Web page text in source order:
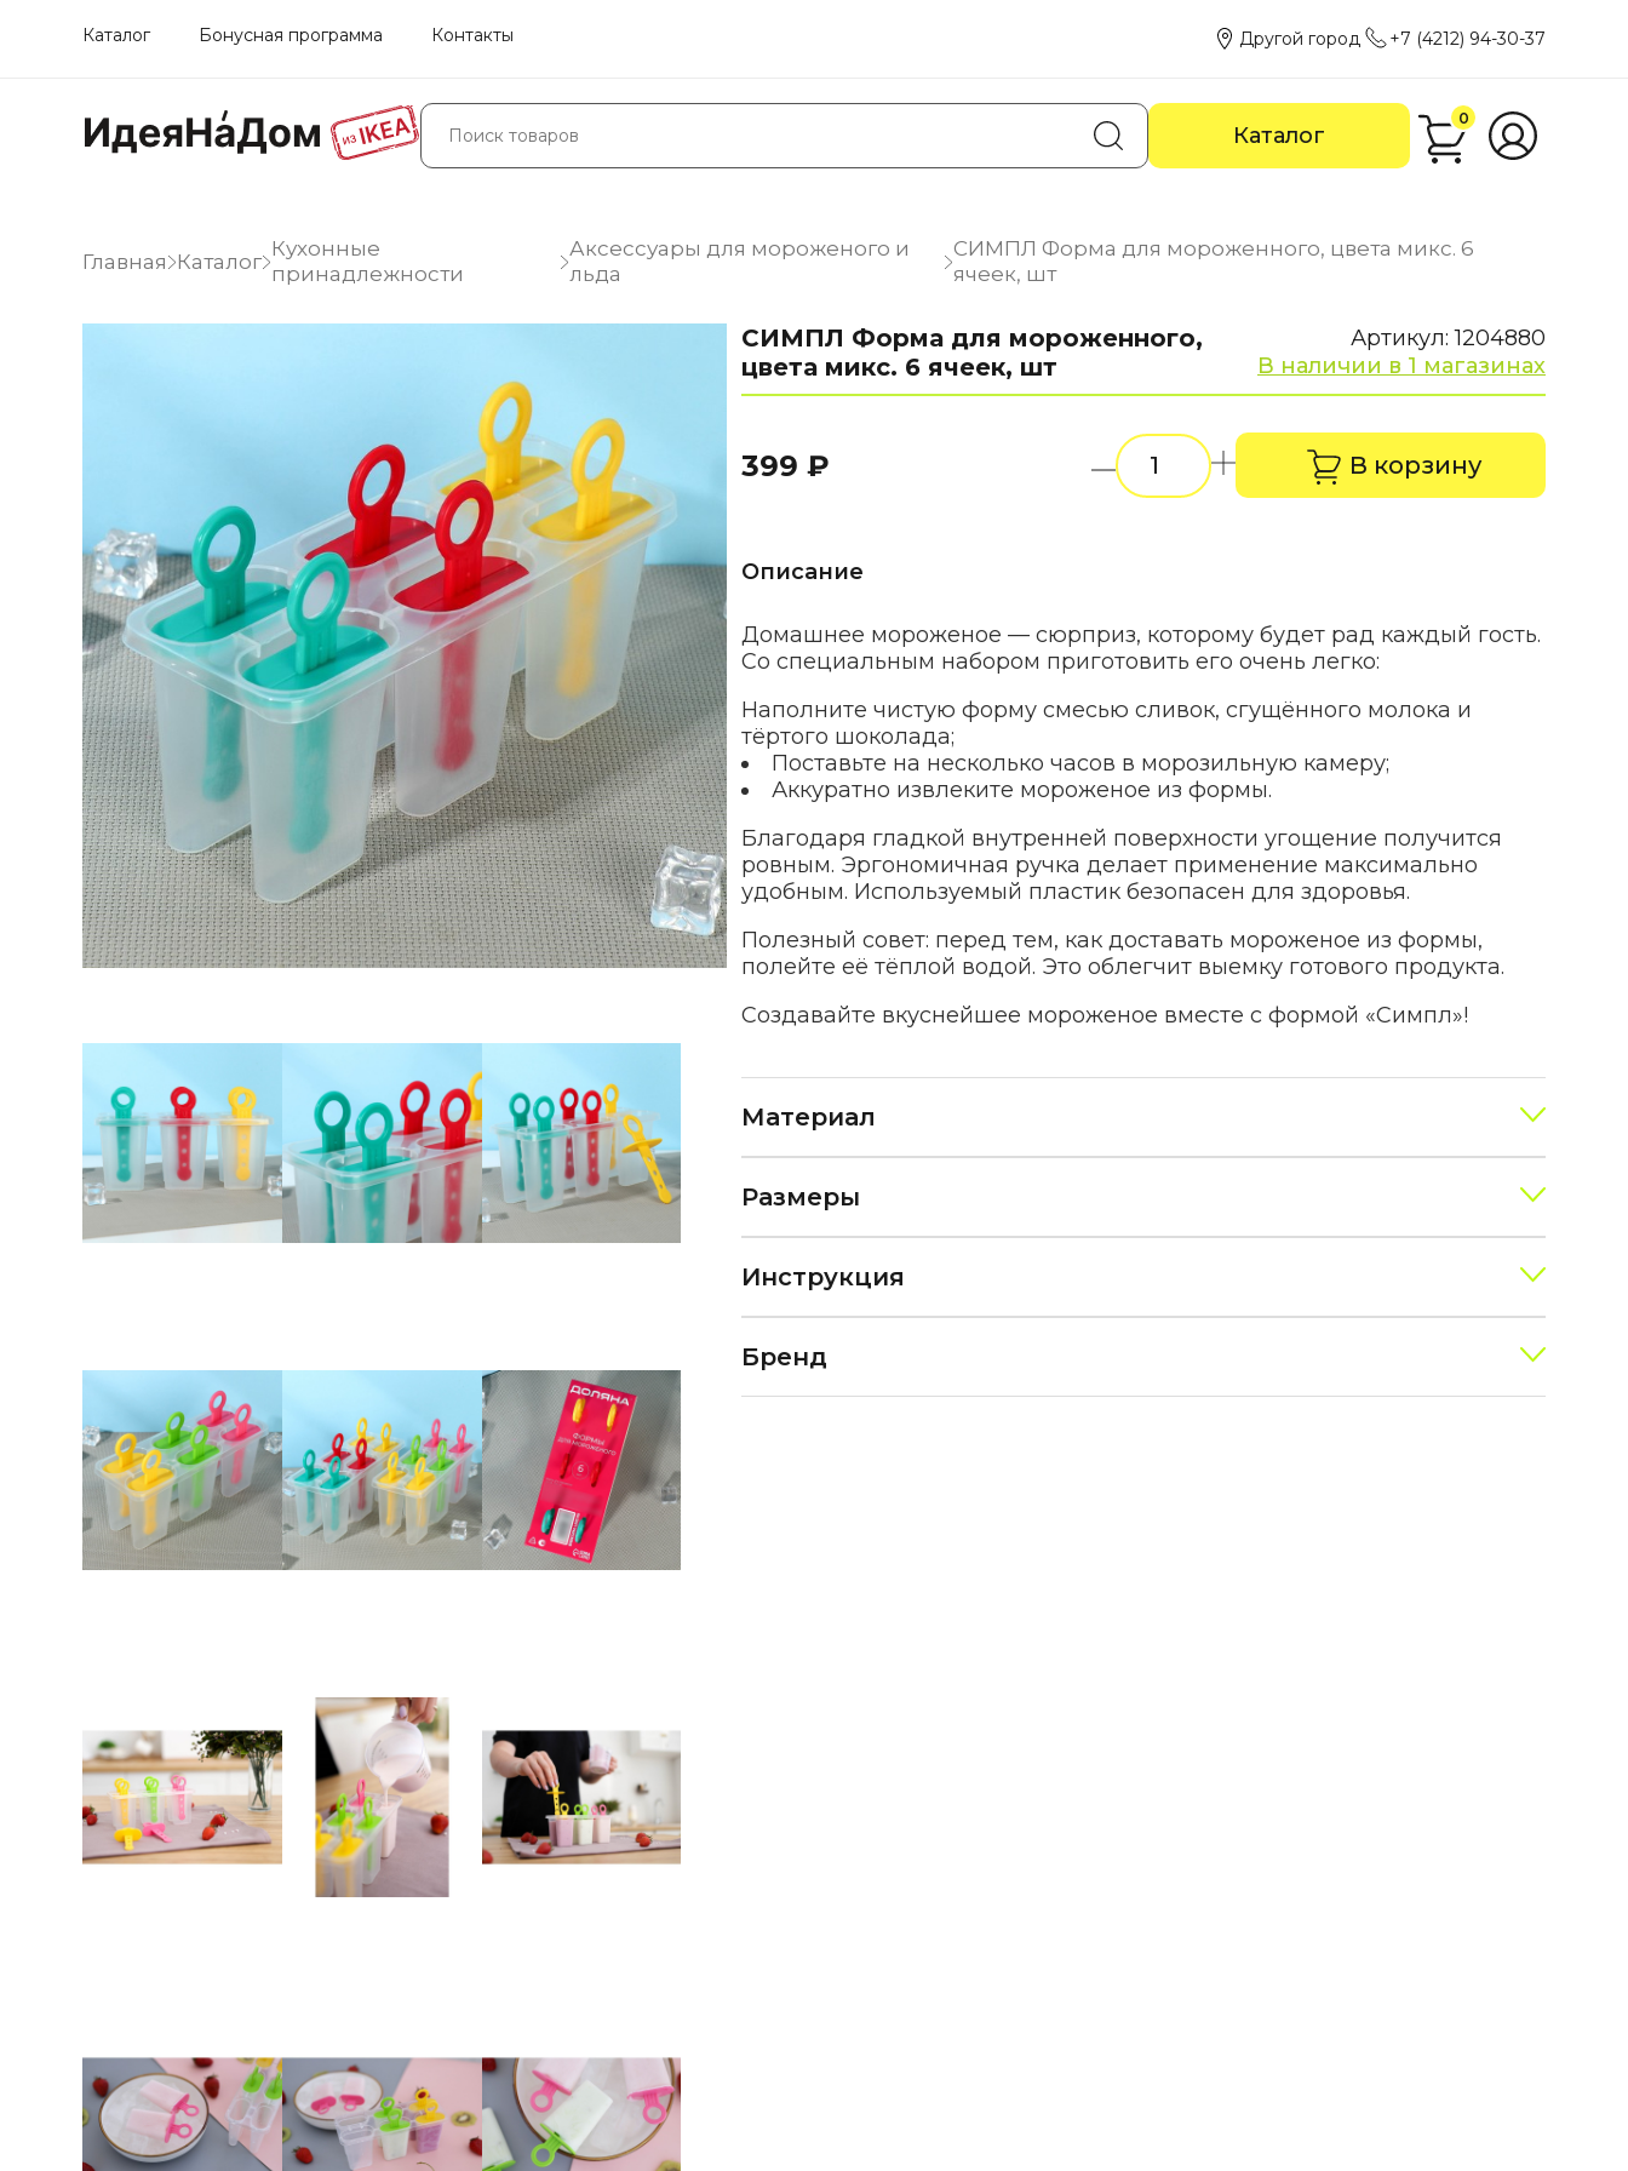
Каталог Бонусная программа Контакты Другой город +7 (4212) 94-30-37
Каталог
0
Главная Каталог
Кухонные
принадлежности
Аксессуары для мороженого и
льда
СИМПЛ Форма для мороженного, цвета микс. 6
ячеек, шт
СИМПЛ Форма для мороженного,
цвета микс. 6 ячеек, шт
Артикул: 1204880
В наличии в 1 магазинах
399 ₽ В корзину
Описание
Домашнее мороженое — сюрприз, которому будет рад каждый гость.
Со специальным набором приготовить его очень легко:
Наполните чистую форму смесью сливок, сгущённого молока и
тёртого шоколада;
Поставьте на несколько часов в морозильную камеру;
Аккуратно извлеките мороженое из формы.
Благодаря гладкой внутренней поверхности угощение получится
ровным. Эргономичная ручка делает применение максимально
удобным. Используемый пластик безопасен для здоровья.
Полезный совет: перед тем, как доставать мороженое из формы,
полейте её тёплой водой. Это облегчит выемку готового продукта.
Создавайте вкуснейшее мороженое вместе с формой «Симпл»!
Материал
Размеры
Инструкция
Бренд